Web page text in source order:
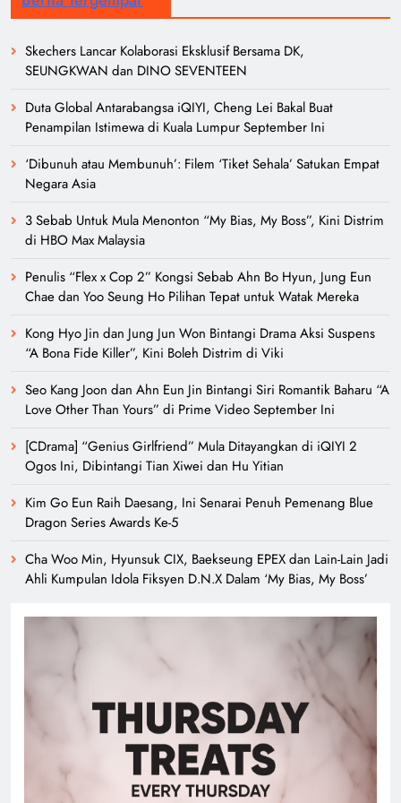
Skechers Lancar Kolaborasi Eksklusif Bersama DK,
SEUNGKWAN dan DINO SEVENTEEN
Duta Global Antarabangsa iQIYI, Cheng Lei Bakal Buat
Penampilan Istimewa di Kuala Lumpur September Ini
‘Dibunuh atau Membunuh’: Filem ‘Tiket Sehala’ Satukan Empat
Negara Asia
3 Sebab Untuk Mula Menonton “My Bias, My Boss”, Kini Distrim
di HBO Max Malaysia
Penulis “Flex x Cop 2” Kongsi Sebab Ahn Bo Hyun, Jung Eun
Chae dan Yoo Seung Ho Pilihan Tepat untuk Watak Mereka
Kong Hyo Jin dan Jung Jun Won Bintangi Drama Aksi Suspens
“A Bona Fide Killer”, Kini Boleh Distrim di Viki
Seo Kang Joon dan Ahn Eun Jin Bintangi Siri Romantik Baharu “A
Love Other Than Yours” di Prime Video September Ini
[CDrama] “Genius Girlfriend” Mula Ditayangkan di iQIYI 2
Ogos Ini, Dibintangi Tian Xiwei dan Hu Yitian
Kim Go Eun Raih Daesang, Ini Senarai Penuh Pemenang Blue
Dragon Series Awards Ke-5
Cha Woo Min, Hyunsuk CIX, Baekseung EPEX dan Lain-Lain Jadi
Ahli Kumpulan Idola Fiksyen D.N.X Dalam ‘My Bias, My Boss’